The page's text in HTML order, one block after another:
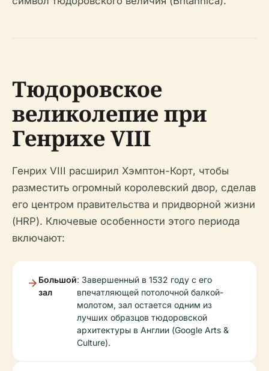
Тюдоровское
великолепие при
Генрихе VIII
Генрих VIII расширил Хэмптон-Корт, чтобы
разместить огромный королевский двор, сделав
его центром правительства и придворной жизни
(HRP). Ключевые особенности этого периода
включают:
Большой
зал
: Завершенный в 1532 году с его
впечатляющей потолочной балкой-
молотом, зал остается одним из
лучших образцов тюдоровской
архитектуры в Англии (Google Arts &
Culture).